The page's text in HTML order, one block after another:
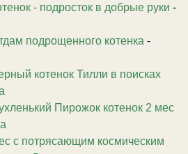
- подросток в добрые руки -
подрощенного котенка -
котенок Тилли в поисках
Пирожок котенок 2 мес
с потрясающим космическим